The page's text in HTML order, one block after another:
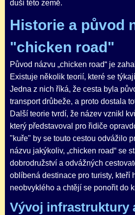
duši této země.
Historie a původ
"chicken road"
Původ názvu „chicken road“ je
Existuje několik teorií, které se
Jedna z nich říká, že cesta byla
transport drůbeže, a proto dostala
Další teorie tvrdí, že název vznikl
který představoval pro řidiče
"kuře" by se touto cestou odvážilo
názvu jakýkoliv, „chicken road“ se
dobrodružství a odvážných
oblíbená destinace pro turisty, kteří
neobvyklého a chtějí se ponořit do
Vývoj infrastruktury